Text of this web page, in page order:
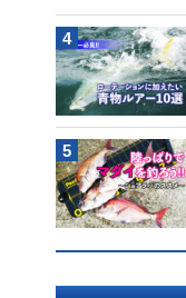
4
5